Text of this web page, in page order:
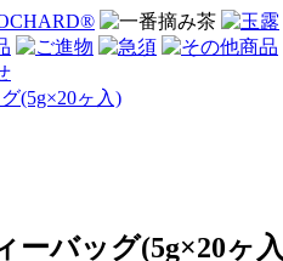
ーバッグ(5g×20ヶ